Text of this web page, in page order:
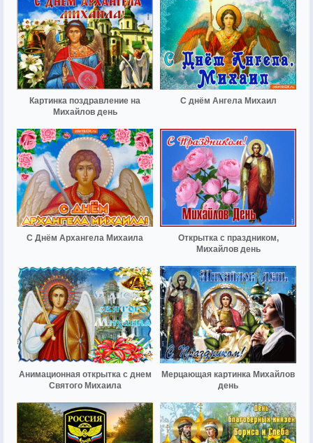
Картинка поздравление на
Михайлов день
С днём Ангела Михаил
С Днём Архангела Михаила
Открытка с праздником,
Михайлов день
Анимационная открытка с днем
Святого Михаила
Мерцающая картинка Михайлов
день